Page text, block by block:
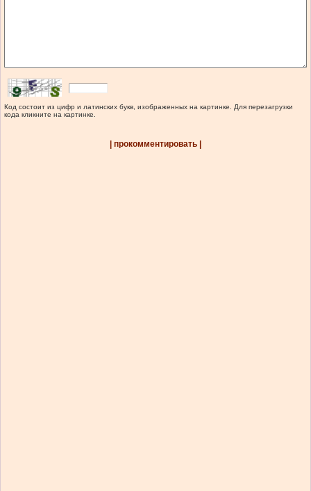
Код состоит из цифр и латинских букв, изображенных на картинке. Для перезагрузки
кода кликните на картинке.
| прокомментировать |